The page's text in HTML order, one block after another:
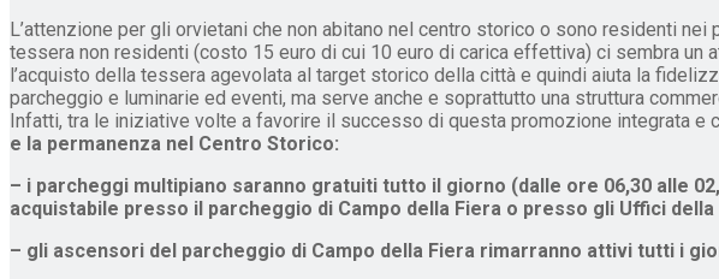
L’attenzione per gli orvietani che non abitano nel centro storico o sono residenti
tessera non residenti (costo 15 euro di cui 10 euro di carica effettiva) ci sembra
l’acquisto della tessera agevolata al target storico della città e quindi aiuta la
parcheggio e luminarie ed eventi, ma serve anche e soprattutto una struttura
Infatti, tra le iniziative volte a favorire il successo di questa promozione integrata e
e la permanenza nel Centro Storico:
– i parcheggi multipiano saranno gratuiti tutto il giorno (dalle ore 06,30 alle
acquistabile presso il parcheggio di Campo della Fiera o presso gli Uffici
– gli ascensori del parcheggio di Campo della Fiera rimarranno attivi tutti i